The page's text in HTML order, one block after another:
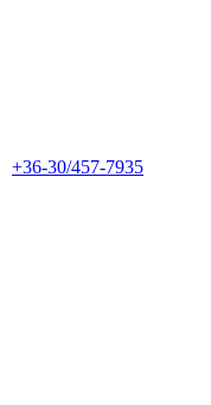
+36-30/457-7935